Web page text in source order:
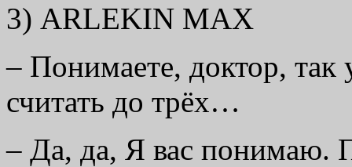
3) ARLEKIN MAX
– Понимаете, доктор,
считать до трёх…
– Да, да, Я вас понимаю.